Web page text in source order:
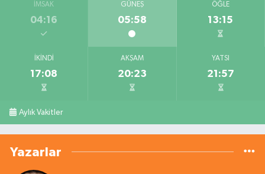
İMSAK
04:16
GÜNEŞ
05:58
ÖĞLE
13:15
İKINDI
17:08
AKŞAM
20:23
YATSI
21:57
Aylık Vakitler
Yazarlar